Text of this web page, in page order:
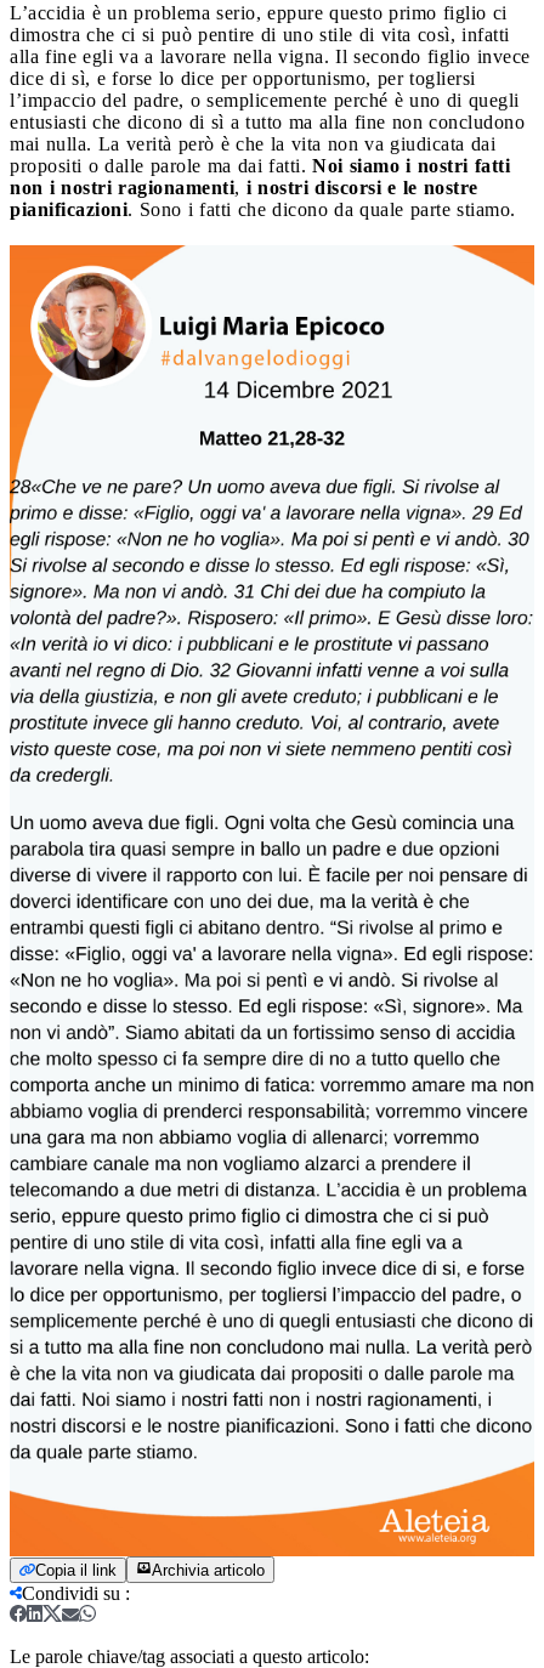
L’accidia è un problema serio, eppure questo primo figlio ci
dimostra che ci si può pentire di uno stile di vita così, infatti
alla fine egli va a lavorare nella vigna. Il secondo figlio invece
dice di sì, e forse lo dice per opportunismo, per togliersi
l’impaccio del padre, o semplicemente perché è uno di quegli
entusiasti che dicono di sì a tutto ma alla fine non concludono
mai nulla. La verità però è che la vita non va giudicata dai
propositi o dalle parole ma dai fatti. Noi siamo i nostri fatti
non i nostri ragionamenti, i nostri discorsi e le nostre
pianificazioni. Sono i fatti che dicono da quale parte stiamo.
Copia il link Archivia articolo
Condividi su :
Le parole chiave/tag associati a questo articolo: